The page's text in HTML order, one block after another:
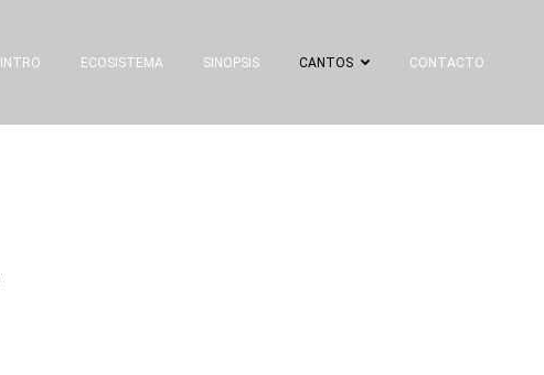
INTRO ECOSISTEMA SINOPSIS CANTOS CONTACTO